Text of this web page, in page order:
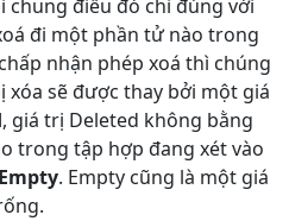
chung điều đó chỉ đúng với
đi một phần tử nào trong
nhận phép xoá thì chúng
sẽ được thay bởi một giá
, giá trị Deleted không bằng
trong tập hợp đang xét vào
Empty. Empty cũng là một giá